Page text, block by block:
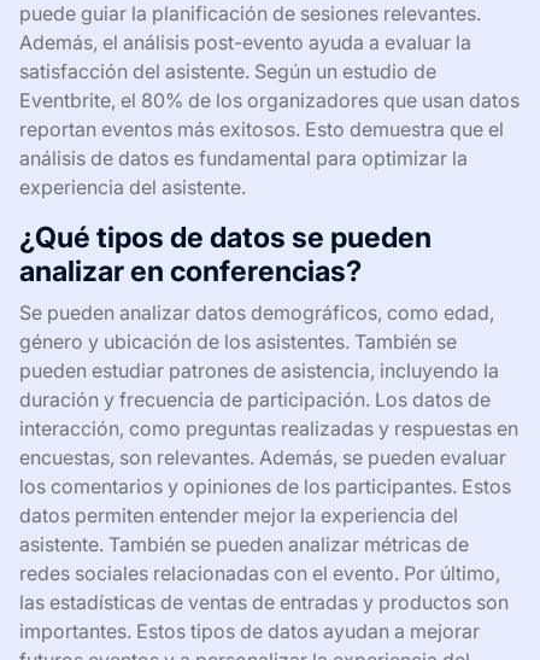
puede guiar la planificación de sesiones relevantes.
Además, el análisis post-evento ayuda a evaluar la
satisfacción del asistente. Según un estudio de
Eventbrite, el 80% de los organizadores que usan datos
reportan eventos más exitosos. Esto demuestra que el
análisis de datos es fundamental para optimizar la
experiencia del asistente.
¿Qué tipos de datos se pueden
analizar en conferencias?
Se pueden analizar datos demográficos, como edad,
género y ubicación de los asistentes. También se
pueden estudiar patrones de asistencia, incluyendo la
duración y frecuencia de participación. Los datos de
interacción, como preguntas realizadas y respuestas en
encuestas, son relevantes. Además, se pueden evaluar
los comentarios y opiniones de los participantes. Estos
datos permiten entender mejor la experiencia del
asistente. También se pueden analizar métricas de
redes sociales relacionadas con el evento. Por último,
las estadísticas de ventas de entradas y productos son
importantes. Estos tipos de datos ayudan a mejorar